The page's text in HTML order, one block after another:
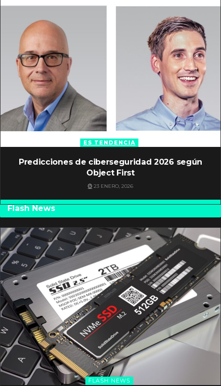
ES TENDENCIA
Predicciones de ciberseguridad 2026 según
Object First
23 ENERO, 2026
Flash News
FLASH NEWS